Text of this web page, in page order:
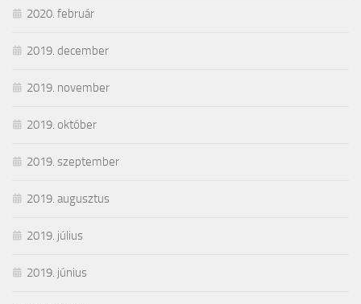
2020. február
2019. december
2019. november
2019. október
2019. szeptember
2019. augusztus
2019. július
2019. június